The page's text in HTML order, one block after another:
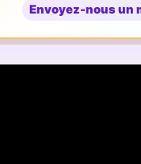
Envoyez-nous un